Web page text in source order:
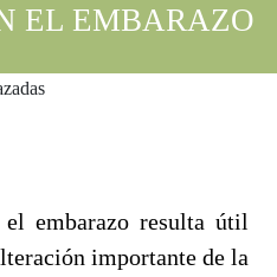
EL EMBARAZO
embarazo resulta útil
importante de la